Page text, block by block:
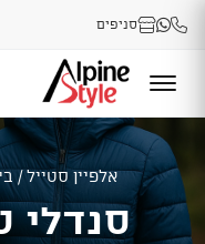
סניפים
אלפיין סטייל/
סנדלי